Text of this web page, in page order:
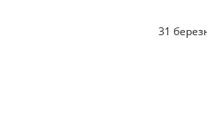
31